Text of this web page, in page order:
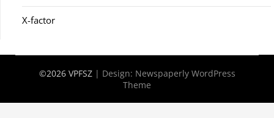
X-factor
©2026 VPFSZ | Design: Newspaperly WordPress
Theme